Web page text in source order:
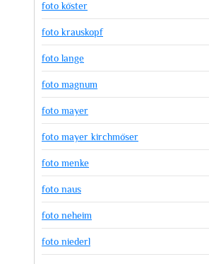
foto köster
foto krauskopf
foto lange
foto magnum
foto mayer
foto mayer kirchmöser
foto menke
foto naus
foto neheim
foto niederl